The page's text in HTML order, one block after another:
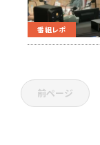
番組レポ
前ページ